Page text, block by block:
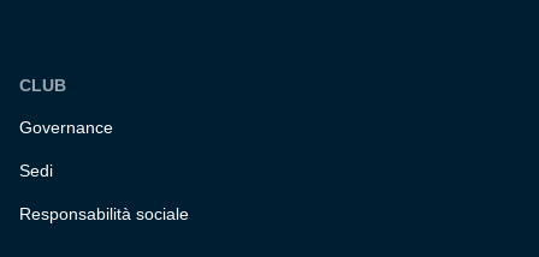
CLUB
Governance
Sedi
Responsabilità sociale